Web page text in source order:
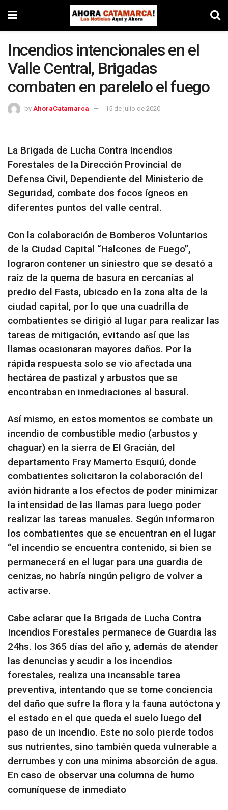
Incendios intencionales en el
Valle Central, Brigadas
combaten en parelelo el fuego
by AhoraCatamarca 15 de julio de 2020
La Brigada de Lucha Contra Incendios
Forestales de la Dirección Provincial de
Defensa Civil, Dependiente del Ministerio de
Seguridad, combate dos focos ígneos en
diferentes puntos del valle central.
Con la colaboración de Bomberos Voluntarios
de la Ciudad Capital “Halcones de Fuego”,
lograron contener un siniestro que se desató a
raíz de la quema de basura en cercanías al
predio del Fasta, ubicado en la zona alta de la
ciudad capital, por lo que una cuadrilla de
combatientes se dirigió al lugar para realizar las
tareas de mitigación, evitando así que las
llamas ocasionaran mayores daños. Por la
rápida respuesta solo se vio afectada una
hectárea de pastizal y arbustos que se
encontraban en inmediaciones al basural.
Así mismo, en estos momentos se combate un
incendio de combustible medio (arbustos y
chaguar) en la sierra de El Gracián, del
departamento Fray Mamerto Esquiú, donde
combatientes solicitaron la colaboración del
avión hidrante a los efectos de poder minimizar
la intensidad de las llamas para luego poder
realizar las tareas manuales. Según informaron
los combatientes que se encuentran en el lugar
“el incendio se encuentra contenido, si bien se
permanecerá en el lugar para una guardia de
cenizas, no habría ningún peligro de volver a
activarse.
Cabe aclarar que la Brigada de Lucha Contra
Incendios Forestales permanece de Guardia las
24hs. los 365 días del año y, además de atender
las denuncias y acudir a los incendios
forestales, realiza una incansable tarea
preventiva, intentando que se tome conciencia
del daño que sufre la flora y la fauna autóctona y
el estado en el que queda el suelo luego del
paso de un incendio. Este no solo pierde todos
sus nutrientes, sino también queda vulnerable a
derrumbes y con una mínima absorción de agua.
En caso de observar una columna de humo
comuníquese de inmediato